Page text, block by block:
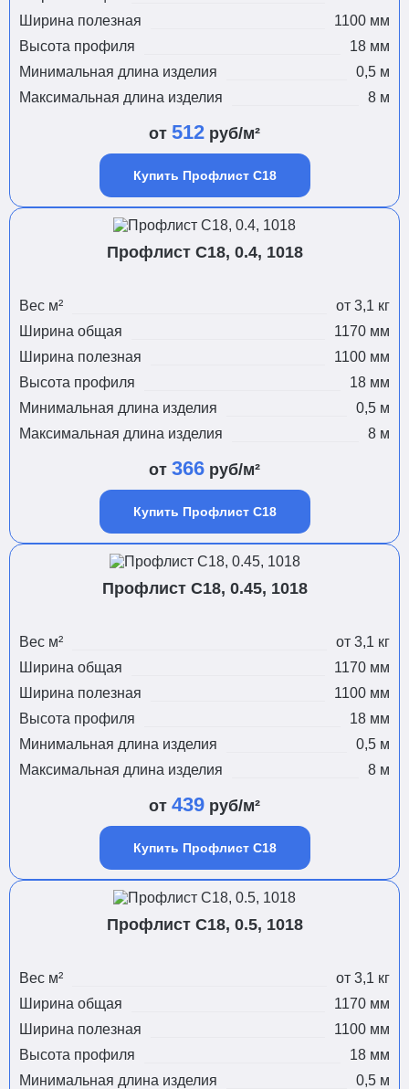
Ширина полезная
1100 мм
Высота профиля
18 мм
Минимальная длина изделия
0,5 м
Максимальная длина изделия
8 м
от 512 руб/м²
Купить Профлист С18
Профлист С18, 0.4, 1018
Вес м²
от 3,1 кг
Ширина общая
1170 мм
Ширина полезная
1100 мм
Высота профиля
18 мм
Минимальная длина изделия
0,5 м
Максимальная длина изделия
8 м
от 366 руб/м²
Купить Профлист С18
Профлист С18, 0.45, 1018
Вес м²
от 3,1 кг
Ширина общая
1170 мм
Ширина полезная
1100 мм
Высота профиля
18 мм
Минимальная длина изделия
0,5 м
Максимальная длина изделия
8 м
от 439 руб/м²
Купить Профлист С18
Профлист С18, 0.5, 1018
Вес м²
от 3,1 кг
Ширина общая
1170 мм
Ширина полезная
1100 мм
Высота профиля
18 мм
Минимальная длина изделия
0,5 м